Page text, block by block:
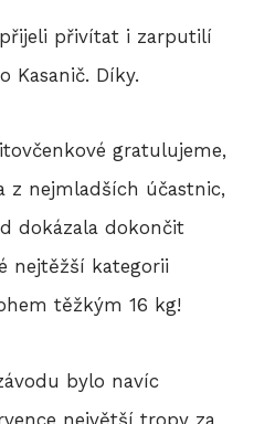
přivítat i zarputilí
Kasanič. Díky.
gratulujeme,
z nejmladších účastnic,
dokázala dokončit
nejtěžší kategorii
těžkým 16 kg!
bylo navíc
největší tropy za